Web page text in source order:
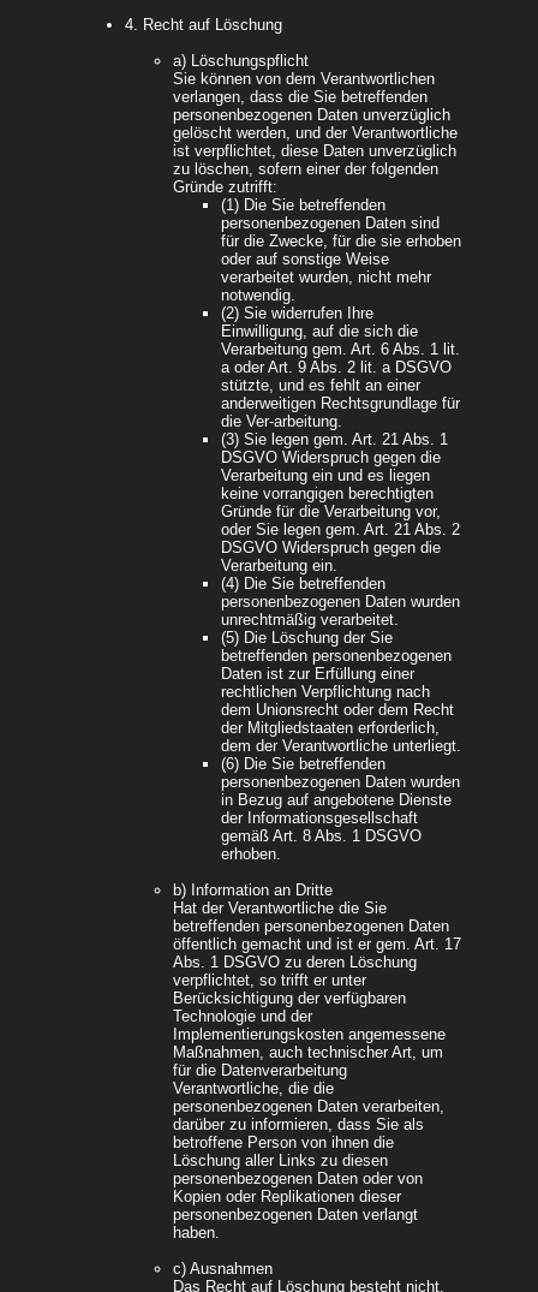
4. Recht auf Löschung
a) Löschungspflicht
Sie können von dem Verantwortlichen
verlangen, dass die Sie betreffenden
personenbezogenen Daten unverzüglich
gelöscht werden, und der Verantwortliche
ist verpflichtet, diese Daten unverzüglich
zu löschen, sofern einer der folgenden
Gründe zutrifft:
(1) Die Sie betreffenden
personenbezogenen Daten sind
für die Zwecke, für die sie erhoben
oder auf sonstige Weise
verarbeitet wurden, nicht mehr
notwendig.
(2) Sie widerrufen Ihre
Einwilligung, auf die sich die
Verarbeitung gem. Art. 6 Abs. 1 lit.
a oder Art. 9 Abs. 2 lit. a DSGVO
stützte, und es fehlt an einer
anderweitigen Rechtsgrundlage für
die Ver-arbeitung.
(3) Sie legen gem. Art. 21 Abs. 1
DSGVO Widerspruch gegen die
Verarbeitung ein und es liegen
keine vorrangigen berechtigten
Gründe für die Verarbeitung vor,
oder Sie legen gem. Art. 21 Abs. 2
DSGVO Widerspruch gegen die
Verarbeitung ein.
(4) Die Sie betreffenden
personenbezogenen Daten wurden
unrechtmäßig verarbeitet.
(5) Die Löschung der Sie
betreffenden personenbezogenen
Daten ist zur Erfüllung einer
rechtlichen Verpflichtung nach
dem Unionsrecht oder dem Recht
der Mitgliedstaaten erforderlich,
dem der Verantwortliche unterliegt.
(6) Die Sie betreffenden
personenbezogenen Daten wurden
in Bezug auf angebotene Dienste
der Informationsgesellschaft
gemäß Art. 8 Abs. 1 DSGVO
erhoben.
b) Information an Dritte
Hat der Verantwortliche die Sie
betreffenden personenbezogenen Daten
öffentlich gemacht und ist er gem. Art. 17
Abs. 1 DSGVO zu deren Löschung
verpflichtet, so trifft er unter
Berücksichtigung der verfügbaren
Technologie und der
Implementierungskosten angemessene
Maßnahmen, auch technischer Art, um
für die Datenverarbeitung
Verantwortliche, die die
personenbezogenen Daten verarbeiten,
darüber zu informieren, dass Sie als
betroffene Person von ihnen die
Löschung aller Links zu diesen
personenbezogenen Daten oder von
Kopien oder Replikationen dieser
personenbezogenen Daten verlangt
haben.
c) Ausnahmen
Das Recht auf Löschung besteht nicht,